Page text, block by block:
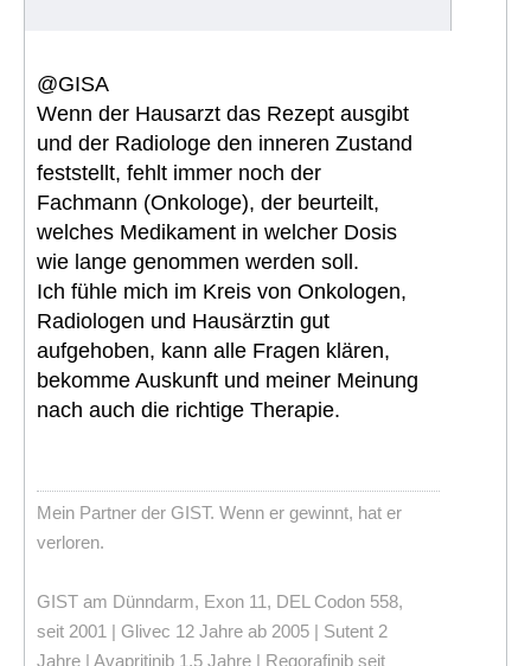
@GISA
Wenn der Hausarzt das Rezept ausgibt
und der Radiologe den inneren Zustand
feststellt, fehlt immer noch der
Fachmann (Onkologe), der beurteilt,
welches Medikament in welcher Dosis
wie lange genommen werden soll.
Ich fühle mich im Kreis von Onkologen,
Radiologen und Hausärztin gut
aufgehoben, kann alle Fragen klären,
bekomme Auskunft und meiner Meinung
nach auch die richtige Therapie.
Mein Partner der GIST. Wenn er gewinnt, hat er
verloren.
GIST am Dünndarm, Exon 11, DEL Codon 558,
seit 2001 | Glivec 12 Jahre ab 2005 | Sutent 2
Jahre | Avapritinib 1,5 Jahre | Regorafinib seit